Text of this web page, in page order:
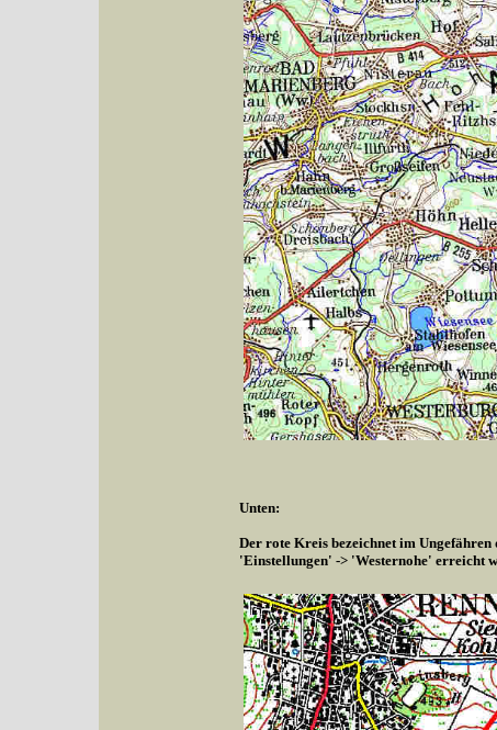
Unten:
Der rote Kreis bezeichnet im Ungefähren
'Einstellungen' -> 'Westernohe' erreicht